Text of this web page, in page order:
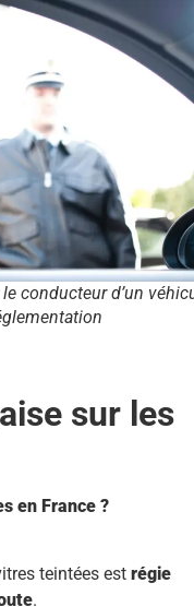
conducteur d’un
sur les
en France ?
teintées est régie
.